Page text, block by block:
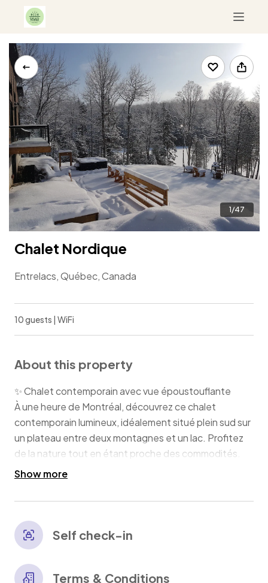
Terms and conditions
Activities
Videos
Chalet Nordique
Entrelacs, Québec, Canada
1/47
10 guests | WiFi
About this property
✨ Chalet contemporain avec vue époustouflante
À une heure de Montréal, découvrez ce chalet
contemporain lumineux, idéalement situé plein sud sur
un plateau entre deux montagnes et un lac. Profitez
de la nature tout en étant proche des commodités.
cherchant à s'évader. Réservez dès maintenant pour
CITQ: 297009
Show more
Self check-in
Terms & Conditions